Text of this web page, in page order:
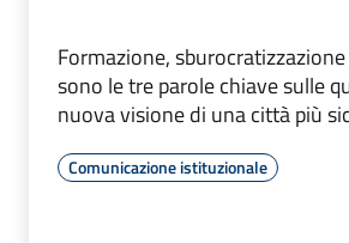
Formazione,
sono le tre parole chiave sulle
nuova visione di una città più
Comunicazione istituzionale